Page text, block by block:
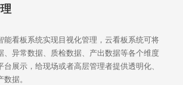
能看板系统实现目视化管理，云看板系统可将
、异常数据、质检数据、产出数据等各个维度
台展示，给现场或者高层管理者提供透明化、
据。